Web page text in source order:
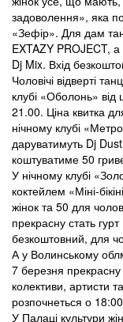
задоволення», яка
«Зефір». Для дам
EXTAZY PROJECT,
Dj Mix. Вхід
Чоловічі відверті
клубі «Оболонь»
21.00. Ціна квитка
нічному клубі
даруватимуть Dj
коштуватиме 50
У нічному клубі
коктейлем «Міні-
жінок та 50 для
прекрасну стать
безкоштовний, для
А у Волинському
7 березня прекрасну
колективи, артисти
розпочнеться о
У Палаці культури